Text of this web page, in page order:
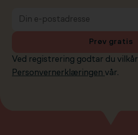
Ved registrering godtar du
Personvernerklæringen vår.
Prøv gratis